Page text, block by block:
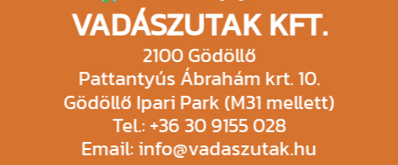
VADÁSZUTAK KFT.
2100 Gödöllő
Pattantyús Ábrahám krt. 10.
Gödöllő Ipari Park (M31 mellett)
Tel.: +36 30 9155 028
Email: info@vadaszutak.hu